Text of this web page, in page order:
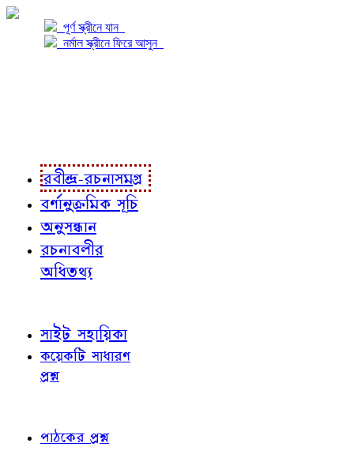
পূর্ণ স্ক্রীনে যান
নর্মাল স্ক্রীনে ফিরে আসুন
রবীন্দ্র-রচনাসমগ্র
বর্ণানুক্রমিক সূচি
অনুসন্ধান
রচনাবলীর
অধিতথ্য
সাইট সহায়িকা
কয়েকটি সাধারণ
প্রশ্ন
পাঠকের প্রশ্ন